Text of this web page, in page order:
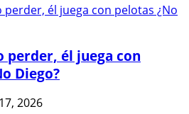
perder, él juega con
Diego?
2026